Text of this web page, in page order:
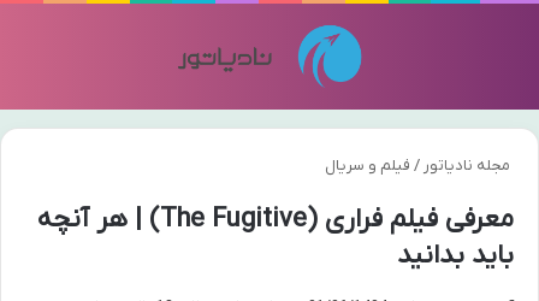
مجله نادیاتور / فیلم و سریال
معرفی فیلم فراری (The Fugitive) | هر آنچه
باید بدانید